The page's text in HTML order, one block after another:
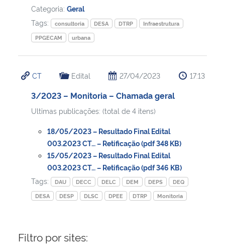
Ministério do Turismo
Ministério do Desenvolvimento Regional
Controladoria-Geral da União
Ministério da Mulher, da Família e dos Direitos Humanos
Secretaria-Geral
Gabinete de Segurança Institucional
Banco Central do Brasil
Categoria: Geral
Tags:
consultoria DESA DTRP
Infraestrutura
PPGECAM
urbana
CT Edital 27/04/2023 17:13
3/2023 – Monitoria – Chamada geral
Ultimas publicações: (total de 4 itens)
18/05/2023 – Resultado Final Edital
003.2023 CT… – Retificação (pdf 348 KB)
15/05/2023 – Resultado Final Edital
003.2023 CT… – Retificação (pdf 346 KB)
Tags:
DAU DECC DELC DEM DEPS
DEQ
DESA
DESP DLSC DPEE DTRP Monitoria
Filtro por sites: